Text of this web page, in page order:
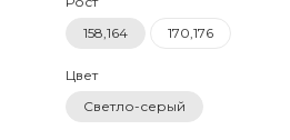
158,164
170,176
Цвет
Светло-серый